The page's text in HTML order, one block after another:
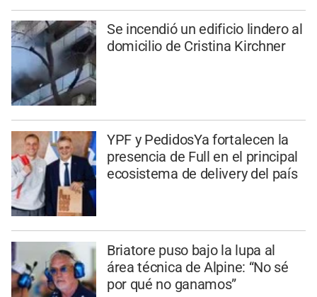
Se incendió un edificio lindero al
domicilio de Cristina Kirchner
YPF y PedidosYa fortalecen la
presencia de Full en el principal
ecosistema de delivery del país
Briatore puso bajo la lupa al
área técnica de Alpine: “No sé
por qué no ganamos”